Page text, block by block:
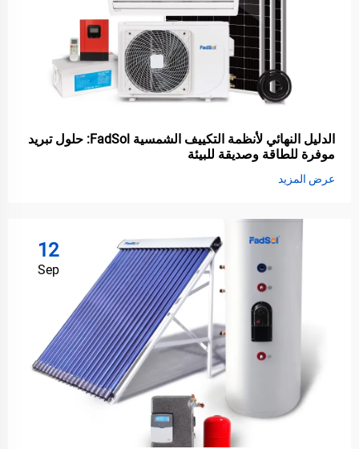
الدليل النهائي لأنظمة التكييف الشمسية FadSol: حلول تبريد
موفرة للطاقة وصديقة للبيئة
عرض المزيد
12
Sep